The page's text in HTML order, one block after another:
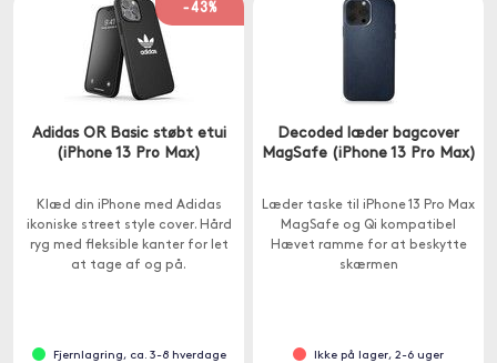
-43%
Adidas OR Basic støbt etui
(iPhone 13 Pro Max)
Klæd din iPhone med Adidas
ikoniske street style cover. Hård
ryg med fleksible kanter for let
at tage af og på.
Fjernlagring, ca. 3-8 hverdage
Decoded læder bagcover
MagSafe (iPhone 13 Pro Max)
Læder taske til iPhone 13 Pro Max
MagSafe og Qi kompatibel
Hævet ramme for at beskytte
skærmen
Ikke på lager, 2-6 uger